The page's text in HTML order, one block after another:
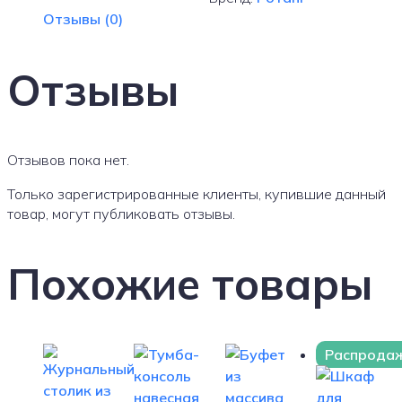
Отзывы (0)
Отзывы
Отзывов пока нет.
Только зарегистрированные клиенты, купившие данный
товар, могут публиковать отзывы.
Похожие товары